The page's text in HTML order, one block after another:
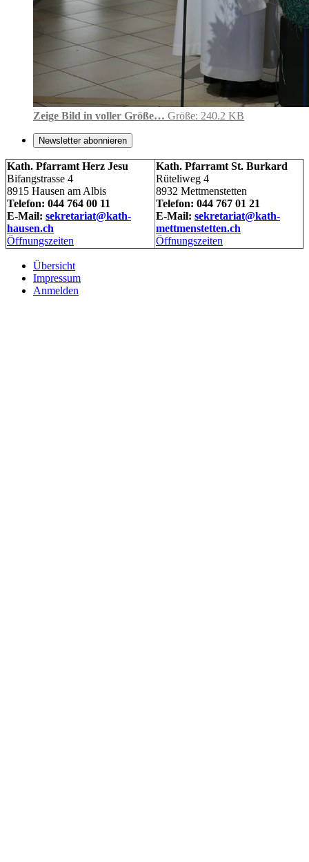
Zeige Bild in voller Größe… Größe: 240.2 KB
Newsletter abonnieren
Kath. Pfarramt Herz Jesu
Bifangstrasse 4
8915 Hausen am Albis
Telefon: 044 764 00 11
E-Mail: sekretariat@kath-
hausen.ch
Öffnungszeiten
Kath. Pfarramt St. Burkard
Rüteliweg 4
8932 Mettmenstetten
Telefon: 044 767 01 21
E-Mail: sekretariat@kath-
mettmenstetten.ch
Öffnungszeiten
Übersicht
Impressum
Anmelden